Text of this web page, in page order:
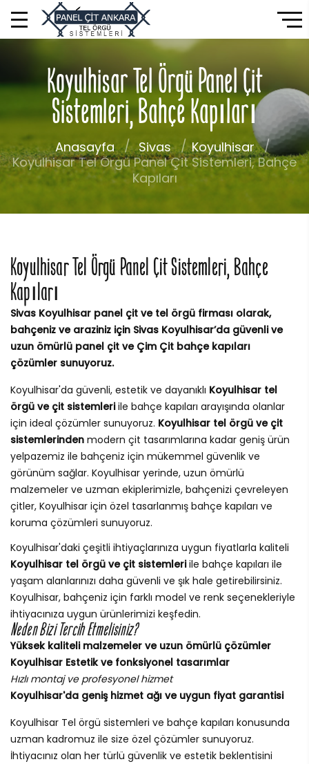
Koyulhisar Tel Örgü Panel Çit
Sistemleri, Bahçe Kapıları
Anasayfa Sivas
Koyulhisar
Koyulhisar Tel Örgü Panel Çit Sistemleri, Bahçe
Kapıları
Koyulhisar Tel Örgü Panel Çit Sistemleri, Bahçe
Kapıları
Sivas Koyulhisar panel çit ve tel örgü firması olarak,
bahçeniz ve araziniz için Sivas Koyulhisar’da güvenli ve
uzun ömürlü panel çit ve Çim Çit bahçe kapıları
çözümler sunuyoruz.
Koyulhisar'da güvenli, estetik ve dayanıklı Koyulhisar tel
örgü ve çit sistemleriile bahçe kapıları arayışında olanlar
için ideal çözümler sunuyoruz. Koyulhisar tel örgü ve çit
sistemlerinden modern çit tasarımlarına kadar geniş ürün
yelpazemiz ile bahçeniz için mükemmel güvenlik ve
görünüm sağlar. Koyulhisar yerinde, uzun ömürlü
malzemeler ve uzman ekiplerimizle, bahçenizi çevreleyen
çitler, Koyulhisar için özel tasarlanmış bahçe kapıları ve
koruma çözümleri sunuyoruz.
Koyulhisar'daki çeşitli ihtiyaçlarınıza uygun fiyatlarla kaliteli
Koyulhisar tel örgü ve çit sistemleriile bahçe kapıları ile
yaşam alanlarınızı daha güvenli ve şık hale getirebilirsiniz.
Koyulhisar, bahçeniz için farklı model ve renk seçenekleriyle
ihtiyacınıza uygun ürünlerimizi keşfedin.
Neden Bizi Tercih Etmelisiniz?
Yüksek kaliteli malzemeler ve uzun ömürlü çözümler
Koyulhisar Estetik ve fonksiyonel tasarımlar
Hızlı montaj ve profesyonel hizmet
Koyulhisar'da geniş hizmet ağı ve uygun fiyat garantisi
Koyulhisar Tel örgü sistemleri ve bahçe kapıları konusunda
uzman kadromuz ile size özel çözümler sunuyoruz.
İhtiyacınız olan her türlü güvenlik ve estetik beklentisini